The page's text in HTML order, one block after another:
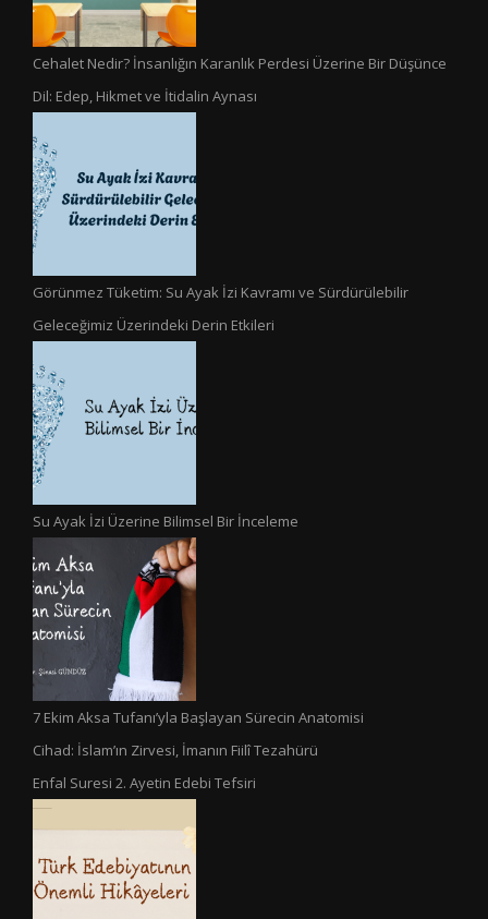
Cehalet Nedir? İnsanlığın Karanlık Perdesi Üzerine Bir Düşünce
Dil: Edep, Hikmet ve İtidalin Aynası
Görünmez Tüketim: Su Ayak İzi Kavramı ve Sürdürülebilir
Geleceğimiz Üzerindeki Derin Etkileri
Su Ayak İzi Üzerine Bilimsel Bir İnceleme
7 Ekim Aksa Tufanı’yla Başlayan Sürecin Anatomisi
Cihad: İslam’ın Zirvesi, İmanın Fiilî Tezahürü
Enfal Suresi 2. Ayetin Edebi Tefsiri